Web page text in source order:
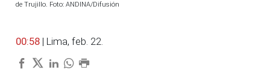
de Trujillo. Foto: ANDINA/Difusión
00:58 | Lima, feb. 22.